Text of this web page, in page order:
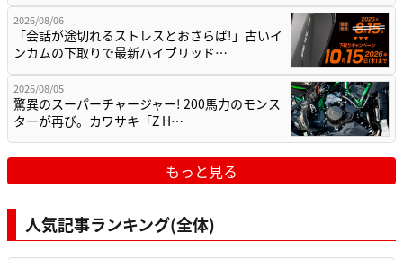
2026/08/06
「会話が途切れるストレスとおさらば!」古いイ
ンカムの下取りで最新ハイブリッド…
2026/08/05
驚異のスーパーチャージャー! 200馬力のモンス
ターが再び。カワサキ「Z H…
もっと見る
人気記事ランキング(全体)